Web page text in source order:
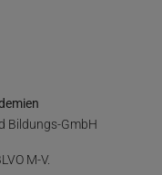
Bildungs-GmbH
M-V.